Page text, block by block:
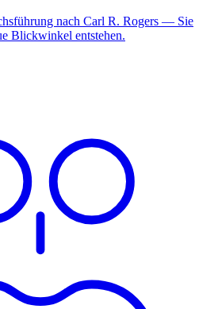
nach Carl R. Rogers — Sie
Blickwinkel entstehen.